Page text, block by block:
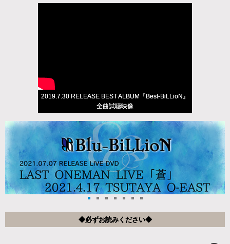
2019.7.30 RELEASE BEST ALBUM『Best-BiLLioN』
全曲試聴映像
◆必ずお読みください◆